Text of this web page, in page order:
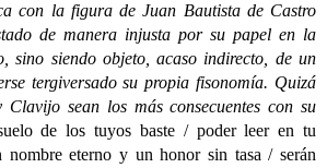
con la figura de Juan Bautista de Castro
de manera injusta por su papel en la
sino siendo objeto, acaso indirecto, de un
tergiversado su propia fisonomía. Quizá
sean los más consecuentes con su
de los tuyos baste / poder leer en tu
nombre eterno y un honor sin tasa / serán